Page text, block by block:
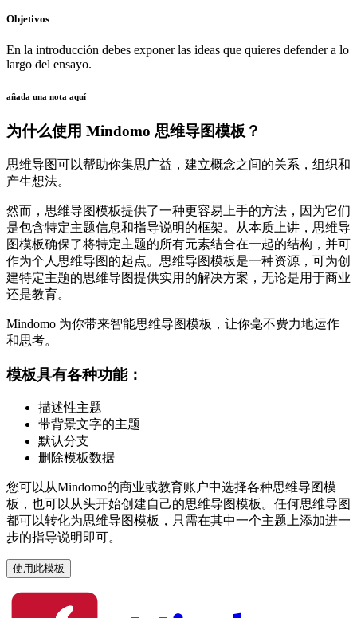
Objetivos
En la introducción debes exponer las ideas que quieres defender a lo
largo del ensayo.
añada una nota aquí
为什么使用 Mindomo 思维导图模板？
思维导图可以帮助你集思广益，建立概念之间的关系，组织和
产生想法。
然而，思维导图模板提供了一种更容易上手的方法，因为它们
是包含特定主题信息和指导说明的框架。从本质上讲，思维导
图模板确保了将特定主题的所有元素结合在一起的结构，并可
作为个人思维导图的起点。思维导图模板是一种资源，可为创
建特定主题的思维导图提供实用的解决方案，无论是用于商业
还是教育。
Mindomo 为你带来智能思维导图模板，让你毫不费力地运作
和思考。
模板具有各种功能：
描述性主题
带背景文字的主题
默认分支
删除模板数据
您可以从Mindomo的商业或教育账户中选择各种思维导图模
板，也可以从头开始创建自己的思维导图模板。任何思维导图
都可以转化为思维导图模板，只需在其中一个主题上添加进一
步的指导说明即可。
使用此模板